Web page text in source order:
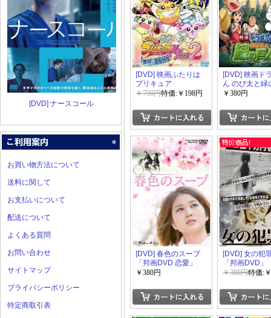
[DVD] ナースコール
お買い物方法について
送料に関して
お支払いについて
配送について
よくある質問
お問い合わせ
サイトマップ
プライバシーポリシー
特定商取引表
[DVD] 映画ふたりは
プリキュア
MaxHeart2 雪空のと
￥798円特価:￥198円
[DVD] 映画ド
ん のび太と緑
伝
￥380円
[DVD] 春色のスープ
「邦画DVD 恋愛」
￥380円
[DVD] 女の犯
「邦画DVD」
￥380円特価: